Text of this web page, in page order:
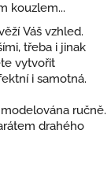
kouzlem...
Váš vzhled.
třeba i jinak
vytvořit
i samotná.
ručně.
drahého